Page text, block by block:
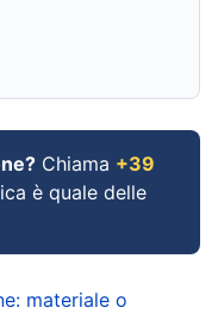
Chiama +39
è quale delle
materiale o